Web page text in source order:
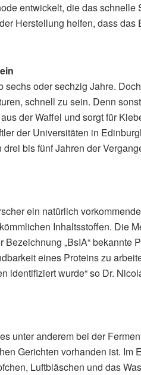
entwickelt, die das schnelle
Herstellung helfen, dass das
sechs oder sechzig Jahre.
schnell zu sein. Denn
der Waffel und sorgt für
der Universitäten in
bis fünf Jahren der
ein natürlich
Inhaltsstoffen. Die
„BsIA“ bekannte
eines Proteins zu
identifiziert wurde“ so Dr.
unter anderem bei der
Gerichten vorhanden ist. Im
Luftbläschen und das